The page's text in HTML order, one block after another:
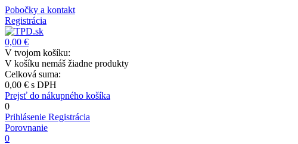
Pobočky a kontakt
Registrácia
0,00 €
V tvojom košíku:
V košíku nemáš žiadne produkty
Celková suma:
0,00 € s DPH
Prejsť do nákupného košíka
0
Prihlásenie Registrácia
Porovnanie
0